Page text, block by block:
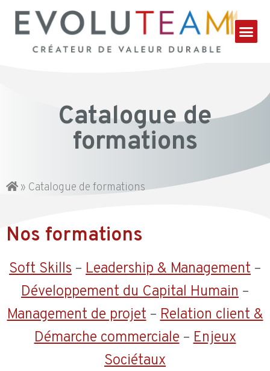
Catalogue de
formations
» Catalogue de formations
Nos formations
Soft Skills – Leadership & Management –
Développement du Capital Humain –
Management de projet–Relation client &
Démarche commerciale–Enjeux
Sociétaux